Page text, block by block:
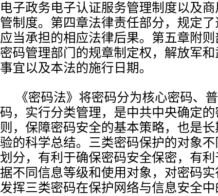
电子政务电子认证服务管理制度以及
管制度。第四章法律责任部分，规定
应当承担的相应法律后果。第五章附
密码管理部门的规章制定权，解放军
事宜以及本法的施行日期。
《密码法》将密码分为核心密码、
码，实行分类管理，是中共中央确定
则，保障密码安全的基本策略，也是
验的科学总结。三类密码保护的对象
划分，有利于确保密码安全保密，有
据不同信息等级和使用对象，对密码
发挥三类密码在保护网络与信息安全